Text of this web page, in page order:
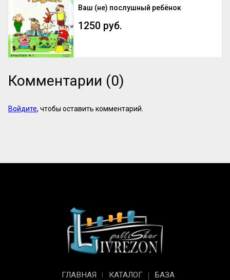
Ваш (не) послушный ребёнок
1250 руб.
Комментарии (0)
Войдите, чтобы оставить комментарий.
ГЛАВНАЯ КАТАЛОГ
БАЗА